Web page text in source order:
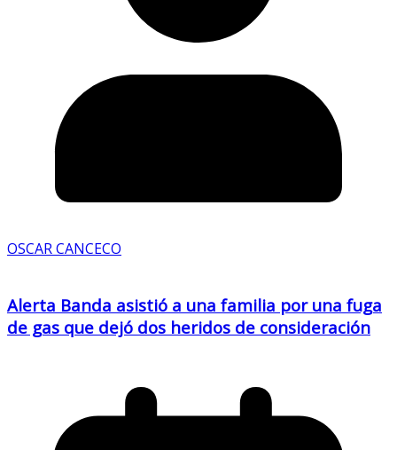
OSCAR CANCECO
Alerta Banda asistió a una familia por una fuga
de gas que dejó dos heridos de consideración